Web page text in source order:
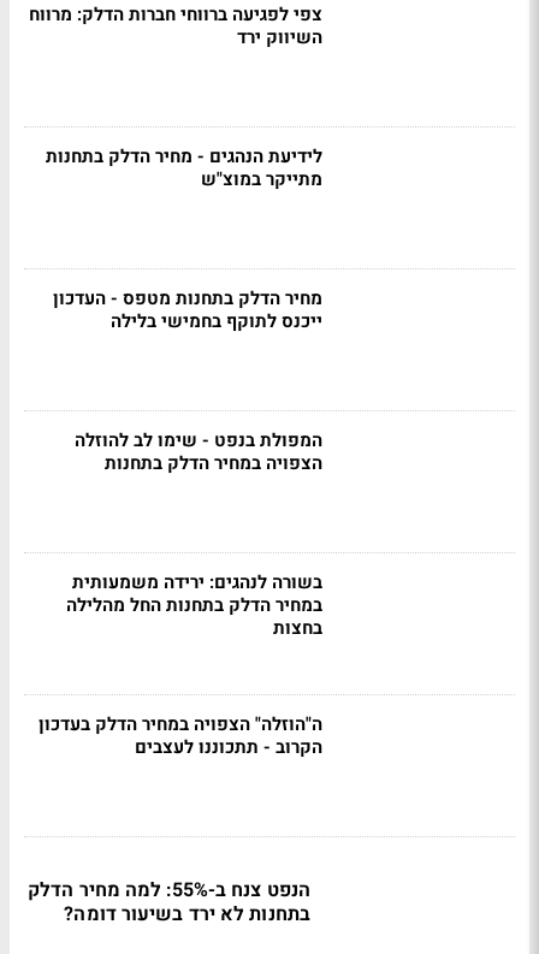
צפי לפגיעה ברווחי חברות הדלק: מרווח
השיווק ירד
לידיעת הנהגים - מחיר הדלק בתחנות
מתייקר במוצ"ש
מחיר הדלק בתחנות מטפס - העדכון
ייכנס לתוקף בחמישי בלילה
המפולת בנפט - שימו לב להוזלה
הצפויה במחיר הדלק בתחנות
בשורה לנהגים: ירידה משמעותית
במחיר הדלק בתחנות החל מהלילה
בחצות
ה"הוזלה" הצפויה במחיר הדלק בעדכון
הקרוב - תתכוננו לעצבים
הנפט צנח ב-55%: למה מחיר הדלק
בתחנות לא ירד בשיעור דומה?